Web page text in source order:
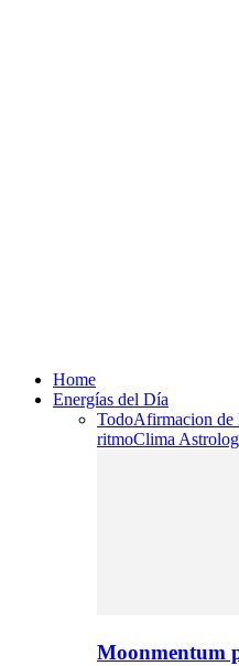
Home
Energías del Día
TodoAfirmacion de
ritmoClima
Moonmentum